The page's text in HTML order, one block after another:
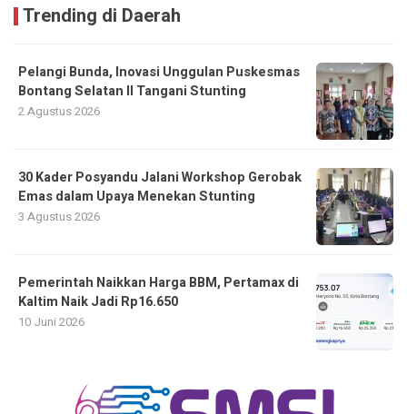
Trending di Daerah
Pelangi Bunda, Inovasi Unggulan Puskesmas
Bontang Selatan II Tangani Stunting
2 Agustus 2026
30 Kader Posyandu Jalani Workshop Gerobak
Emas dalam Upaya Menekan Stunting
3 Agustus 2026
Pemerintah Naikkan Harga BBM, Pertamax di
Kaltim Naik Jadi Rp16.650
10 Juni 2026